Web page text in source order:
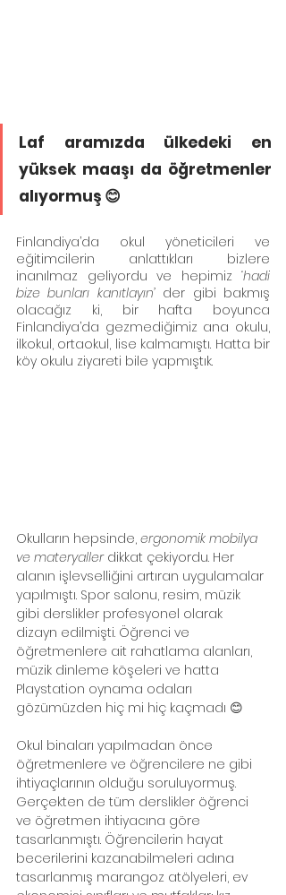
Laf aramızda ülkedeki en
yüksek maaşı da öğretmenler
alıyormuş 😊
Finlandiya’da okul yöneticileri ve
eğitimcilerin anlattıkları bizlere
inanılmaz geliyordu ve hepimiz ‘hadi
bize bunları kanıtlayın’ der gibi bakmış
olacağız ki, bir hafta boyunca
Finlandiya’da gezmediğimiz ana okulu,
ilkokul, ortaokul, lise kalmamıştı. Hatta bir
köy okulu ziyareti bile yapmıştık.
Okulların hepsinde, ergonomik mobilya
ve materyaller dikkat çekiyordu. Her
alanın işlevselliğini artıran uygulamalar
yapılmıştı. Spor salonu, resim, müzik
gibi derslikler profesyonel olarak
dizayn edilmişti. Öğrenci ve
öğretmenlere ait rahatlama alanları,
müzik dinleme köşeleri ve hatta
Playstation oynama odaları
gözümüzden hiç mi hiç kaçmadı 😊
Okul binaları yapılmadan önce
öğretmenlere ve öğrencilere ne gibi
ihtiyaçlarının olduğu soruluyormuş.
Gerçekten de tüm derslikler öğrenci
ve öğretmen ihtiyacına göre
tasarlanmıştı. Öğrencilerin hayat
becerilerini kazanabilmeleri adına
tasarlanmış marangoz atölyeleri, ev